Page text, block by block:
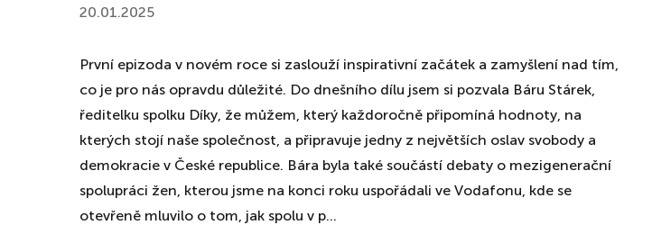
20.01.2025
První epizoda v novém roce si zaslouží inspirativní začátek a zamyšlení nad tím,
co je pro nás opravdu důležité. Do dnešního dílu jsem si pozvala Báru Stárek,
ředitelku spolku Díky, že můžem, který každoročně připomíná hodnoty, na
kterých stojí naše společnost, a připravuje jedny z největších oslav svobody a
demokracie v České republice. Bára byla také součástí debaty o mezigenerační
spolupráci žen, kterou jsme na konci roku uspořádali ve Vodafonu, kde se
otevřeně mluvilo o tom, jak spolu v p...